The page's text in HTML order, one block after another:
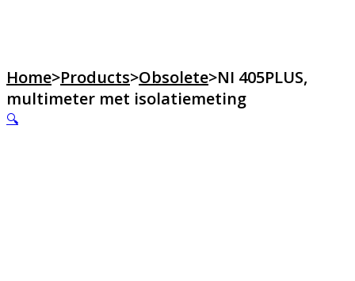
Home>Products>Obsolete>NI 405PLUS,
multimeter met isolatiemeting
🔍